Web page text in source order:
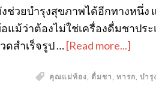
ช่วยบำรุงสุขภาพได้อีกทางหนึ่ง
แม้ว่าต้องไม่ใช่เครื่องดื่มชาประ
ดสำเร็จรูป …[Read more...]
คุณแม่ท้อง, ดื่มชา, ทารก, บำรุ